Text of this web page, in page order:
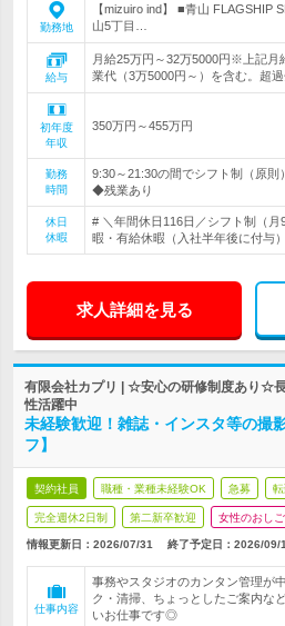
勤務地
【mizuiro ind】 ■青山 FLAGSHIP
山5丁目…
給与
月給25万円～32万5000円※上記月
業代（3万5000円～）を含む。超
初年度
年収
350万円～455万円
勤務
時間
9:30～21:30の間でシフト制（原則
◆残業あり
休日
休暇
# ＼年間休日116日／シフト制（
暇・有給休暇（入社半年後に付与
求人詳細を見る
有限会社カプリ | ☆安心の研修制度あり☆
性活躍中
未経験歓迎！雑誌・インスタ等の撮
フ】
契約社員 職種・業種未経験OK 急募 転
完全週休2日制 第二新卒歓迎 女性のおし
情報更新日：2026/07/31 終了予定日： 2026/09/
仕事内容
事務やスタジオのカンタン管理が
ク・清掃、ちょっとしたご案内な
いお仕事です◎